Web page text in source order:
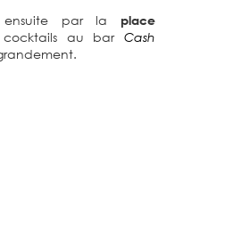
ensuite par la place
au bar Cash